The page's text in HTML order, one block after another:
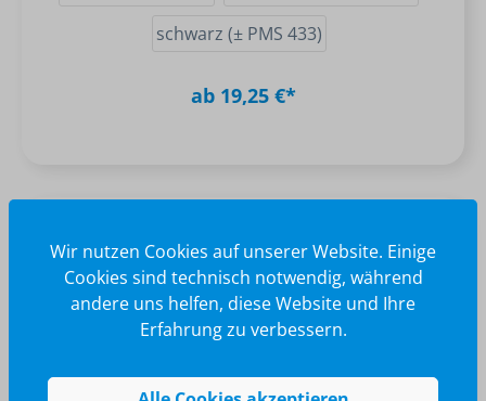
schwarz (± PMS 433)
ab 19,25 €*
Wir nutzen Cookies auf unserer Website. Einige
Cookies sind technisch notwendig, während
andere uns helfen, diese Website und Ihre
Erfahrung zu verbessern.